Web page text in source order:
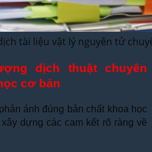
tài liệu vật lý nguyên tử
dịch thuật chuyên
cơ bản
ánh đúng bản chất khoa học
dựng các cam kết rõ ràng về